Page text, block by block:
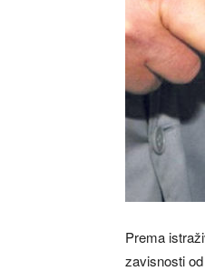
Prema
zavisnosti